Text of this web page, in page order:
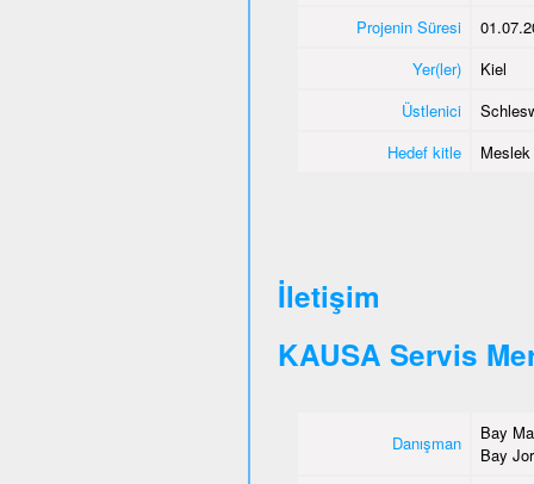
Projenin Süresi
Yer(ler)
Kiel
Üstlenici
Hedef kitle
İletişim
KAUSA Servis
Danışman
Bay
Bay